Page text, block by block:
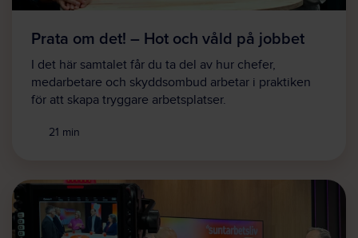
Prata om det! – Hot och våld på jobbet
I det här samtalet får du ta del av hur chefer,
medarbetare och skyddsombud arbetar i praktiken
för att skapa tryggare arbetsplatser.
21 min